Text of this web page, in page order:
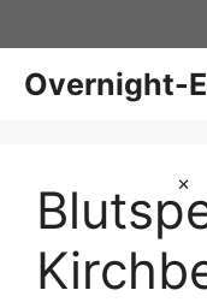
×
Inhalt
springen
Overnight-